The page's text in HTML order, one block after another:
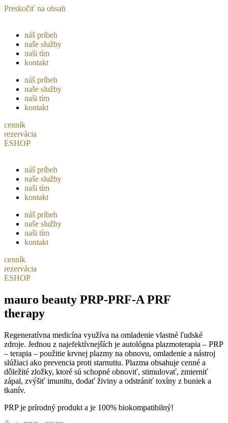
Preskočiť na obsah
náš príbeh
naše služby
naši tím
kontakt
náš príbeh
naše služby
naši tím
kontakt
cenník
rezervácia
ESHOP
náš príbeh
naše služby
naši tím
kontakt
náš príbeh
naše služby
naši tím
kontakt
cenník
rezervácia
ESHOP
mauro beauty PRP-PRF-A PRF
therapy
Regeneratívna medicína využíva na omladenie vlastné ľudské
zdroje. Jednou z najefektívnejších je autológna plazmoterapia – PRP
– terapia – použitie krvnej plazmy na obnovu, omladenie a nástroj
slúžiaci ako prevencia proti starnutiu. Plazma obsahuje cenné a
dôležité zložky, ktoré sú schopné obnoviť, stimulovať, zmierniť
zápal, zvýšiť imunitu, dodať živiny a odstrániť toxíny z buniek a
tkanív.
PRP je prírodný produkt a je 100% biokompatibilný!